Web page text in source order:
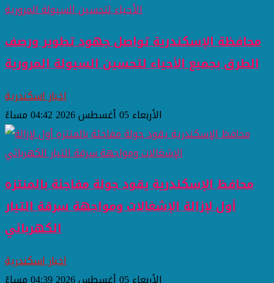
محافظة الإسكندرية تواصل جهود تطوير ورصف
الطرق بجميع الأحياء لتحسين السيولة المرورية
اخبار اسكندرية
الأربعاء 05 أغسطس 2026 04:42 مساءً
محافظ الإسكندرية يقود جولة مفاجئة بالمنتزه
أول لإزالة الإشغالات ومواجهة سرقة التيار
الكهربائي
اخبار اسكندرية